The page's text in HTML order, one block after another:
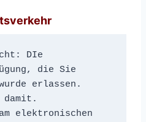
DIe
die Sie
erlassen.
damit.
elektronischen